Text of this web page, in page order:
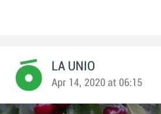
LA UNIO
Apr 14, 2020 at 06:15